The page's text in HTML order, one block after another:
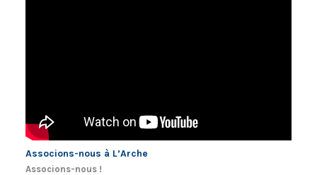
Associons-nous à L’Arche
Associons-nous !